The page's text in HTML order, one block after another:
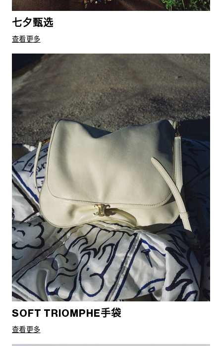
七夕甄选
查看更多
SOFT TRIOMPHE手袋
查看更多